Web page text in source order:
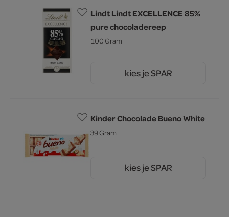
Lindt Lindt EXCELLENCE 85%
pure chocoladereep
100 Gram
kies je SPAR
Kinder Chocolade Bueno White
39 Gram
kies je SPAR